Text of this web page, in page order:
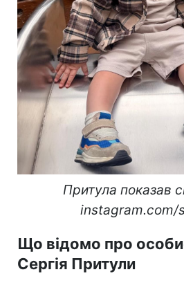
Притула показав
instagram.com/
Що відомо про
Сергія Притули